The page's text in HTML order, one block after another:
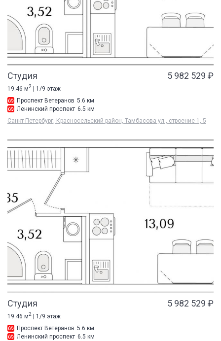
Студия 5 982 529 ₽
19.46 м2 | 1/9 этаж
Проспект Ветеранов 5.6 км
Ленинский проспект 6.5 км
Санкт-Петербург, Красносельский район, Тамбасова ул., строение 1, 5
Студия 5 982 529 ₽
19.46 м2
| 1/9 этаж
Проспект Ветеранов 5.6 км
Ленинский проспект 6.5 км